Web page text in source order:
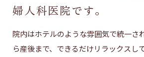
婦人科医院です。
院内はホテルのような雰囲気で統一さ
ら産後まで、できるだけリラックスし